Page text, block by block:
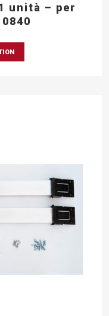
unità – per